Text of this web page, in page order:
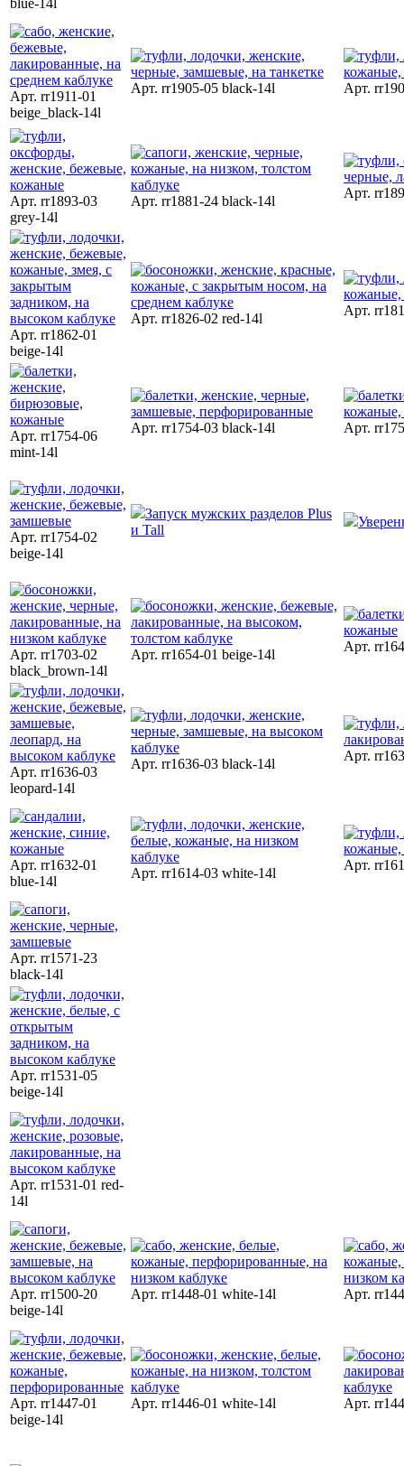
Арт. rr1911-01
beige_black-14l
Арт. rr1905-05 black-14l Арт.
Арт. rr1893-03
grey-14l
Арт. rr1881-24 black-14l
Арт.
Арт. rr1862-01
beige-14l
Арт. rr1826-02 red-14l
Арт.
Арт. rr1754-06
mint-14l
Арт. rr1754-03 black-14l Арт.
Арт. rr1754-02
beige-14l
Запуск мужских разделов Plus
и Tall
Арт. rr1703-02
black_brown-14l
Арт. rr1654-01 beige-14l
Арт.
Арт. rr1636-03
leopard-14l
Арт. rr1636-03 black-14l
Арт.
Арт. rr1632-01
blue-14l
Арт. rr1614-03 white-14l
Арт.
Арт. rr1571-23
black-14l
Арт. rr1531-05
beige-14l
Арт. rr1531-01 red-
14l
Арт. rr1500-20
beige-14l
Арт. rr1448-01 white-14l Арт.
Арт. rr1447-01
beige-14l
Арт. rr1446-01 white-14l Арт.